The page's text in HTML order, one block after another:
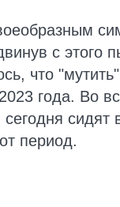
с этого
что
года. Во
сидят
период.